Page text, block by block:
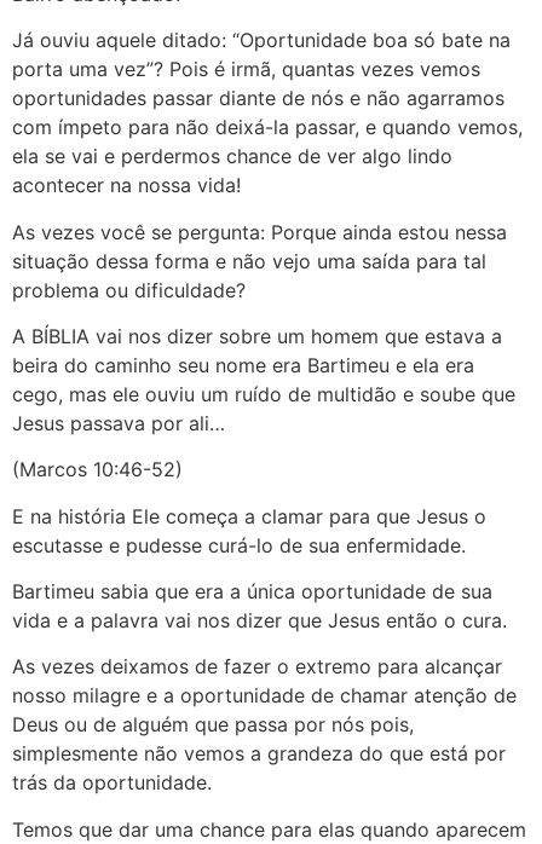
Já ouviu aquele ditado: “Oportunidade boa só bate na
porta uma vez”? Pois é irmã, quantas vezes vemos
oportunidades passar diante de nós e não agarramos
com ímpeto para não deixá-la passar, e quando vemos,
ela se vai e perdermos chance de ver algo lindo
acontecer na nossa vida!
As vezes você se pergunta: Porque ainda estou nessa
situação dessa forma e não vejo uma saída para tal
problema ou dificuldade?
A BÍBLIA vai nos dizer sobre um homem que estava a
beira do caminho seu nome era Bartimeu e ela era
cego, mas ele ouviu um ruído de multidão e soube que
Jesus passava por ali…
(Marcos 10:46-52)
E na história Ele começa a clamar para que Jesus o
escutasse e pudesse curá-lo de sua enfermidade.
Bartimeu sabia que era a única oportunidade de sua
vida e a palavra vai nos dizer que Jesus então o cura.
As vezes deixamos de fazer o extremo para alcançar
nosso milagre e a oportunidade de chamar atenção de
Deus ou de alguém que passa por nós pois,
simplesmente não vemos a grandeza do que está por
trás da oportunidade.
Temos que dar uma chance para elas quando aparecem